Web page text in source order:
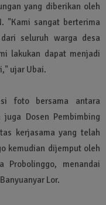
yang diberikan oleh
"Kami sangat berterima
seluruh warga desa
lakukan dapat menjadi
ujar Ubai.
foto bersama antara
Dosen Pembimbing
kerjasama yang telah
kemudian dijemput oleh
menandai
Lor.